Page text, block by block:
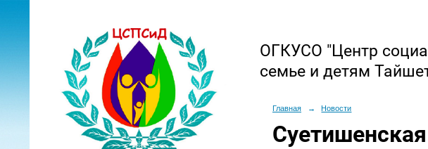
ОГКУСО "Центр
семье и детям
Главная → Новости